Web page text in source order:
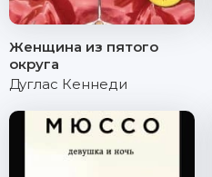
Женщина из пятого
округа
Дуглас Кеннеди